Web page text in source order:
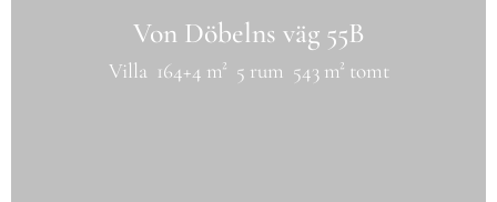
Von Döbelns väg 55B
Villa 164+4 m² 5 rum 543 m² tomt